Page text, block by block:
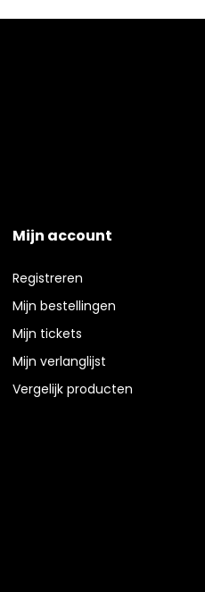
Mijn account
Registreren
Mijn bestellingen
Mijn tickets
Mijn verlanglijst
Vergelijk producten